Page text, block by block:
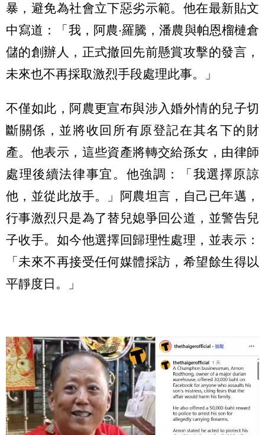
暴，避免為社會立下惡劣示範。他在最新貼文
中寫道：「我，阿農‧羅騰，潘農與帕恩榴槤倉
儲的創辦人，正式撤回先前懸賞攻擊的發言，
未來也不再採取激烈手段處理此事。」
不僅如此，阿農更宣布與涉入婚外情的兒子切
斷關係，並將收回所有原登記在其名下的財
產。他表示，這些資產將轉交給孫女，由律師
處理後續法律事宜。他強調：「我選擇原諒
他，並從此放手。」阿農坦言，自己已年邁，
行事激烈只是為了替兒媳爭回公道，並警告兒
子收手。如今他選擇回歸理性處理，並表示：
「未來不再接受任何媒體採訪，希望餘生得以
平靜度日。」